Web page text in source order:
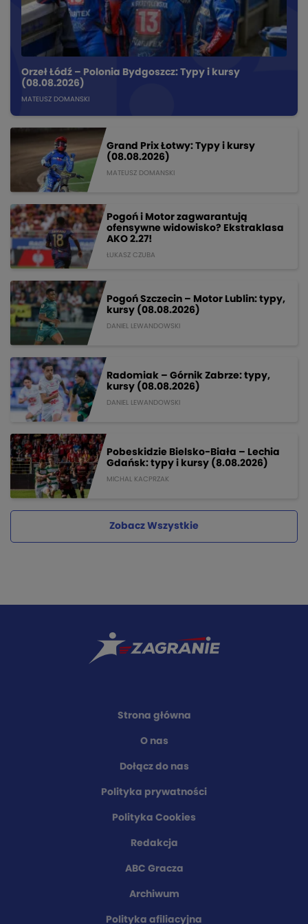
Orzeł Łódź – Polonia Bydgoszcz: Typy i kursy
(08.08.2026)
MATEUSZ DOMANSKI
Grand Prix Łotwy: Typy i kursy
(08.08.2026)
MATEUSZ DOMANSKI
Pogoń i Motor zagwarantują
ofensywne widowisko? Ekstraklasa
AKO 2.27!
ŁUKASZ CZUBA
Pogoń Szczecin – Motor Lublin: typy,
kursy (08.08.2026)
DANIEL LEWANDOWSKI
Radomiak – Górnik Zabrze: typy,
kursy (08.08.2026)
DANIEL LEWANDOWSKI
Pobeskidzie Bielsko-Biała – Lechia
Gdańsk: typy i kursy (8.08.2026)
MICHAL KACPRZAK
Zobacz Wszystkie
Strona główna
O nas
Dołącz do nas
Polityka prywatności
Polityka Cookies
Redakcja
ABC Gracza
Archiwum
Polityka afiliacyjna